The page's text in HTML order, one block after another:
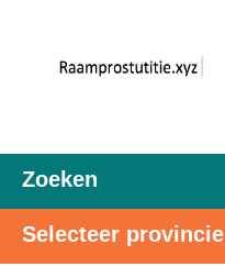
Zoeken
Selecteer provincie